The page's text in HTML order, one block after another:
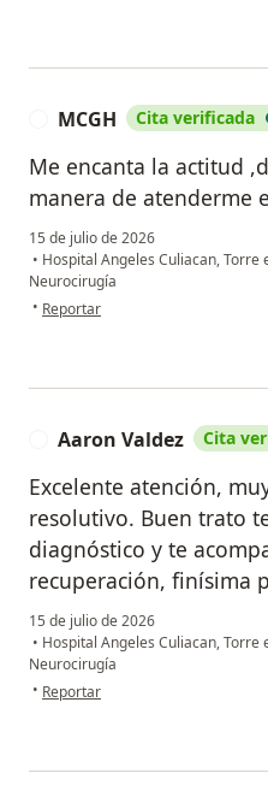
MCGH Cita verificada
Me encanta la actitud
manera de atenderme
15 de julio de 2026
• Hospital Angeles Culiacan, Torre
Neurocirugía
• en opinión del usuario MCGH
Reportar
Aaron Valdez Cita
Excelente atención,
resolutivo. Buen trato
diagnóstico y te
recuperación, finísima
15 de julio de 2026
• Hospital Angeles Culiacan, Torre
Neurocirugía
• en opinión del usuario Aaron
Reportar